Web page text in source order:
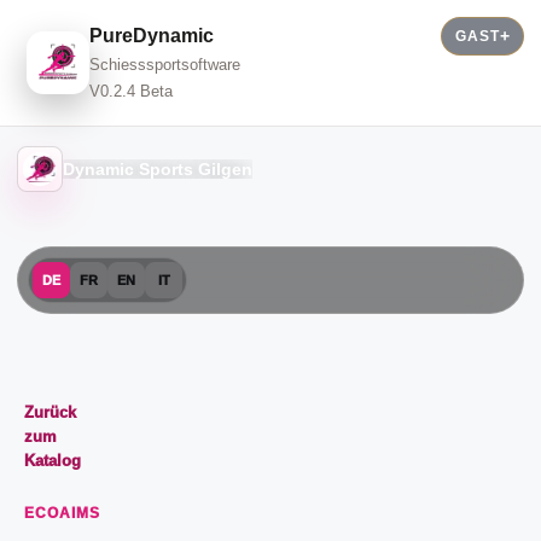
PureDynamic
Schiesssportsoftware
V0.2.4 Beta
GAST
Dynamic Sports Gilgen
DE FR EN IT
Zurück
zum
Katalog
ECOAIMS